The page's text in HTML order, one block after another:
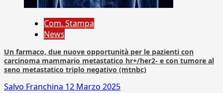
Com. Stampa
News
Un farmaco, due nuove opportunità per le pazienti con
carcinoma mammario metastatico hr+/her2- e con tumore al
seno metastatico triplo negativo (mtnbc)
Salvo Franchina 12 Marzo 2025